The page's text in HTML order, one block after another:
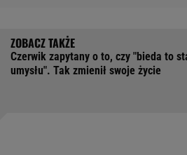
Czerwik zapytany o to, czy "bieda to
umysłu". Tak zmienił swoje życie